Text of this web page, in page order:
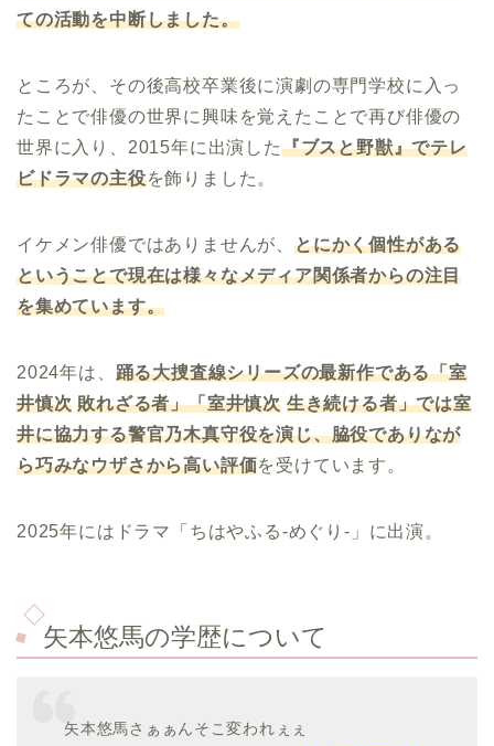
ての活動を中断しました。
ところが、その後高校卒業後に演劇の専門学校に入っ
たことで俳優の世界に興味を覚えたことで再び俳優の
世界に入り、2015年に出演した『ブスと野獣』でテレ
ビドラマの主役を飾りました。
イケメン俳優ではありませんが、 とにかく個性がある
ということで現在は様々なメディア関係者からの注目
を集めています。
2024年は、 踊る大捜査線シリーズの最新作である「室
井慎次 敗れざる者」「室井慎次 生き続ける者」では室
井に協力する警官乃木真守役を演じ、脇役でありなが
ら巧みなウザさから高い評価を受けています。
2025年にはドラマ「ちはやふる-めぐり-」に出演。
矢本悠馬の学歴について
矢本悠馬さぁぁんそこ変われぇぇ